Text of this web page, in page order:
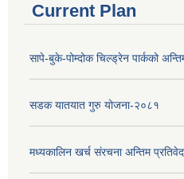
Current Plan
सापे-बुके-पोम्दोक चिल्ड्रेन पार्कको
सडक यातयात गुरु योजना-२०८१
मध्यकालिन खर्च संरचना अन्तिम